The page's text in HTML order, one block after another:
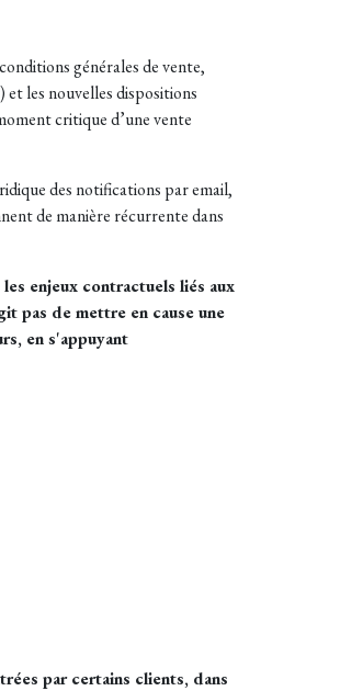
générales de vente,
les nouvelles dispositions
critique d’une vente
des notifications par email,
de manière récurrente dans
enjeux contractuels liés aux
pas de mettre en cause une
en s'appuyant
par certains clients, dans